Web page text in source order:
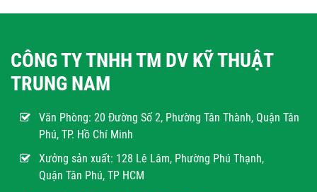
CÔNG TY TNHH TM DV KỸ THUẬT
TRUNG NAM
Văn Phòng: 20 Đường Số 2, Phường Tân Thành, Quận Tân
Phú, TP. Hồ Chí Minh
Xưởng sản xuất: 128 Lê Lâm, Phường Phú Thạnh,
Quận Tân Phú, TP HCM